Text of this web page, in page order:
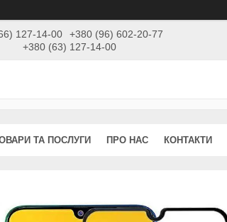
127-14-00
+380 (96) 602-20-77
+380 (63) 127-14-00
ТА ПОСЛУГИ ПРО НАС КОНТАКТИ